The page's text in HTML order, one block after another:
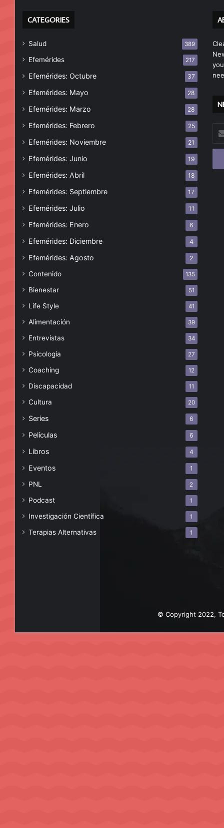
CATEGORIES
Salud 389
Efemérides 217
Efemérides: Octubre 37
Efemérides: Mayo 28
Efemérides: Marzo 28
Efemérides: Febrero 25
Efemérides: Noviembre 21
Efemérides: Junio 19
Efemérides: Abril 18
Efemérides: Septiembre 17
Efemérides: Julio 11
Efemérides: Enero 6
Efemérides: Diciembre 4
Efemérides: Agosto 2
Contenido 135
Bienestar 51
Life Style 41
Alimentación 39
Entrevistas 34
Psicología 27
Coaching 12
Discapacidad 11
Cultura 20
Series 6
Películas 6
Libros 4
Eventos 1
PNL 2
Podcast 1
Investigación Científica 1
Terapias Alternativas 1
tu
© Copyright 2022,